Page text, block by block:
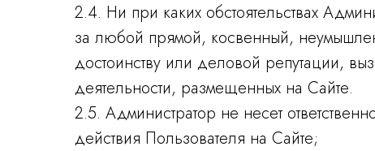
2.4. Ни при каких обстоятельствах
за любой прямой, косвенный,
достоинству или деловой репутации,
деятельности, размещенных на Сайте.
2.5. Администратор не несет
действия Пользователя на Сайте;